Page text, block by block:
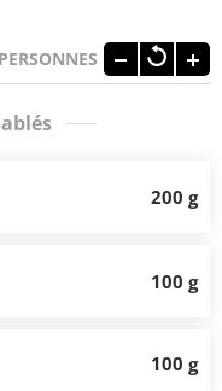
PERSONNES
200 g
100 g
100 g